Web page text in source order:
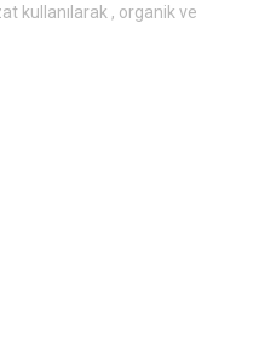
kullanılarak , organik ve